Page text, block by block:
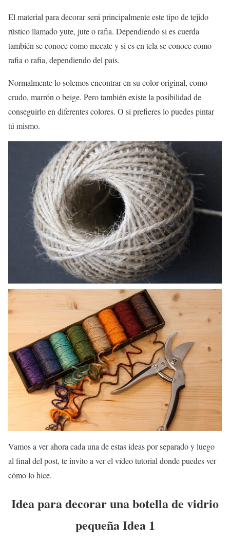
El material para decorar será principalmente este tipo de tejido
rústico llamado yute, jute o rafia. Dependiendo si es cuerda
también se conoce como mecate y si es en tela se conoce como
rafia o rafia, dependiendo del país.
Normalmente lo solemos encontrar en su color original, como
crudo, marrón o beige. Pero también existe la posibilidad de
conseguirlo en diferentes colores. O si prefieres lo puedes pintar
tú mismo.
Vamos a ver ahora cada una de estas ideas por separado y luego
al final del post, te invito a ver el vídeo tutorial donde puedes ver
cómo lo hice.
Idea para decorar una botella de vidrio
pequeña Idea 1